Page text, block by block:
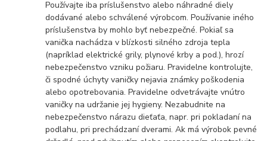
Používajte iba príslušenstvo alebo náhradné diely
dodávané alebo schválené výrobcom. Používanie iného
príslušenstva by mohlo byť nebezpečné. Pokiaľ sa
vanička nachádza v blízkosti silného zdroja tepla
(napríklad elektrické grily, plynové krby a pod.), hrozí
nebezpečenstvo vzniku požiaru. Pravidelne kontrolujte,
či spodné úchyty vaničky nejavia známky poškodenia
alebo opotrebovania. Pravidelne odvetrávajte vnútro
vaničky na udržanie jej hygieny. Nezabudnite na
nebezpečenstvo nárazu dieťaťa, napr. pri pokladaní na
podlahu, pri prechádzaní dverami. Ak má výrobok pevné